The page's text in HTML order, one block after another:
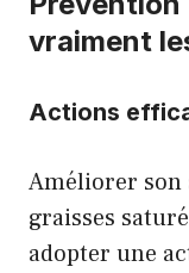
vraiment
Actions
Améliorer
graisses
adopter une